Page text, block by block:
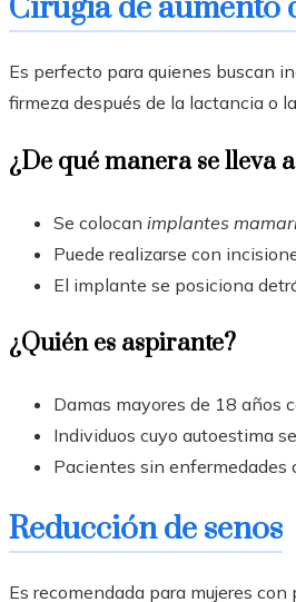
Cirugía de aumento
Es perfecto para quienes buscan
firmeza después de la lactancia o
¿De qué manera se lleva
Se colocan implantes
Puede realizarse con
El implante se posiciona
¿Quién es aspirante?
Damas mayores de 18 años
Individuos cuyo autoestima
Pacientes sin enfermedades
Reducción de senos
Es recomendada para mujeres